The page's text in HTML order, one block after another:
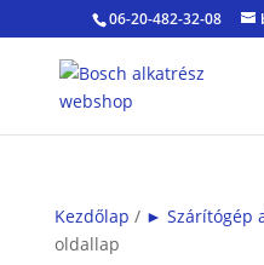
06-20-482-32-08
Kezdőlap / ► Szárítógép
oldallap